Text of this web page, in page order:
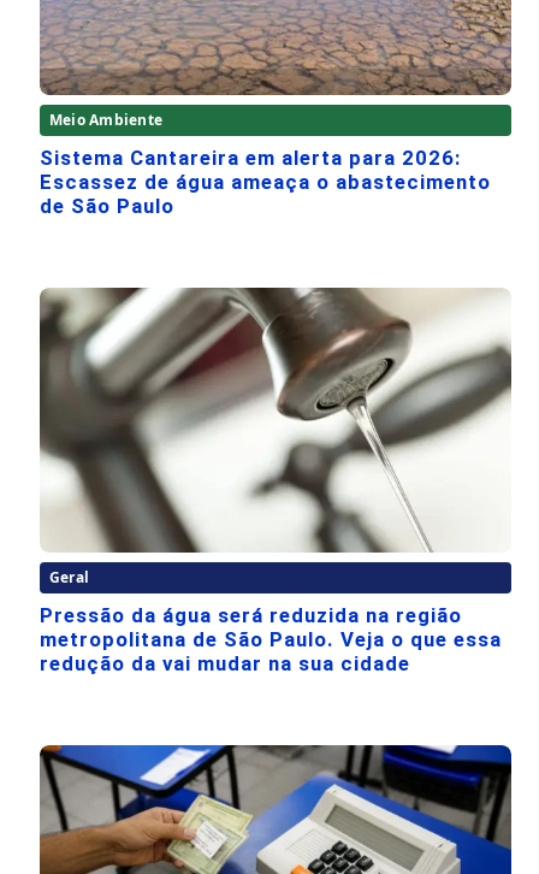
Meio Ambiente
Sistema Cantareira em alerta para 2026:
Escassez de água ameaça o abastecimento
de São Paulo
Geral
Pressão da água será reduzida na região
metropolitana de São Paulo. Veja o que essa
redução da vai mudar na sua cidade